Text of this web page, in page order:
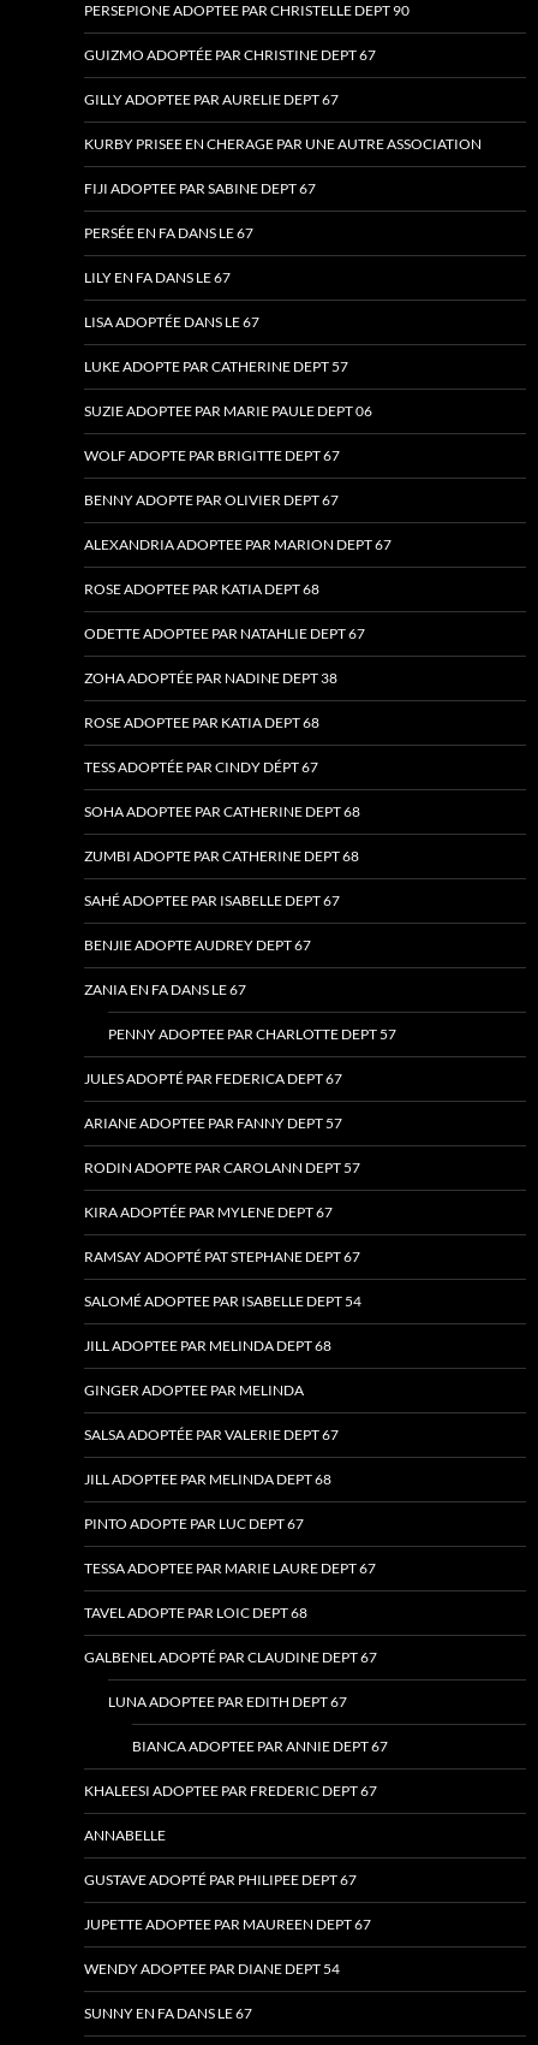
PERSEPIONE ADOPTEE PAR CHRISTELLE DEPT 90
GUIZMO ADOPTÉE PAR CHRISTINE DEPT 67
GILLY ADOPTEE PAR AURELIE DEPT 67
KURBY PRISEE EN CHERAGE PAR UNE AUTRE ASSOCIATION
FIJI ADOPTEE PAR SABINE DEPT 67
PERSÉE EN FA DANS LE 67
LILY EN FA DANS LE 67
LISA ADOPTÉE DANS LE 67
LUKE ADOPTE PAR CATHERINE DEPT 57
SUZIE ADOPTEE PAR MARIE PAULE DEPT 06
WOLF ADOPTE PAR BRIGITTE DEPT 67
BENNY ADOPTE PAR OLIVIER DEPT 67
ALEXANDRIA ADOPTEE PAR MARION DEPT 67
ROSE ADOPTEE PAR KATIA DEPT 68
ODETTE ADOPTEE PAR NATAHLIE DEPT 67
ZOHA ADOPTÉE PAR NADINE DEPT 38
ROSE ADOPTEE PAR KATIA DEPT 68
TESS ADOPTÉE PAR CINDY DÉPT 67
SOHA ADOPTEE PAR CATHERINE DEPT 68
ZUMBI ADOPTE PAR CATHERINE DEPT 68
SAHÉ ADOPTEE PAR ISABELLE DEPT 67
BENJIE ADOPTE AUDREY DEPT 67
ZANIA EN FA DANS LE 67
PENNY ADOPTEE PAR CHARLOTTE DEPT 57
JULES ADOPTÉ PAR FEDERICA DEPT 67
ARIANE ADOPTEE PAR FANNY DEPT 57
RODIN ADOPTE PAR CAROLANN DEPT 57
KIRA ADOPTÉE PAR MYLENE DEPT 67
RAMSAY ADOPTÉ PAT STEPHANE DEPT 67
SALOMÉ ADOPTEE PAR ISABELLE DEPT 54
JILL ADOPTEE PAR MELINDA DEPT 68
GINGER ADOPTEE PAR MELINDA
SALSA ADOPTÉE PAR VALERIE DEPT 67
JILL ADOPTEE PAR MELINDA DEPT 68
PINTO ADOPTE PAR LUC DEPT 67
TESSA ADOPTEE PAR MARIE LAURE DEPT 67
TAVEL ADOPTE PAR LOIC DEPT 68
GALBENEL ADOPTÉ PAR CLAUDINE DEPT 67
LUNA ADOPTEE PAR EDITH DEPT 67
BIANCA ADOPTEE PAR ANNIE DEPT 67
KHALEESI ADOPTEE PAR FREDERIC DEPT 67
ANNABELLE
GUSTAVE ADOPTÉ PAR PHILIPEE DEPT 67
JUPETTE ADOPTEE PAR MAUREEN DEPT 67
WENDY ADOPTEE PAR DIANE DEPT 54
SUNNY EN FA DANS LE 67